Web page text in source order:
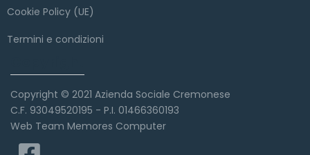
Cookie Policy (UE)
Termini e condizioni
Copyright © 2021 Azienda Sociale Cremonese
C.F. 93049520195 - P.I. 01466360193
Web Team Memores Computer